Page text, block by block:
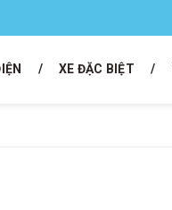
XE ĐẶC BIỆT